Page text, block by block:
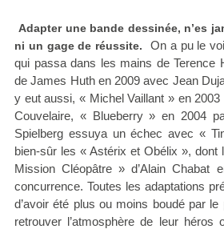
Adapter une bande dessinée, n’es
ni un gage de réussite.
On a pu le
qui passa dans les mains de Terence
de James Huth en 2009 avec Jean
y eut aussi, « Michel Vaillant » en
Couvelaire, « Blueberry » en 2004
Spielberg essuya un échec avec «
bien-sûr les « Astérix et Obélix », dont
Mission Cléopâtre » d’Alain Chabat
concurrence. Toutes les adaptations
d’avoir été plus ou moins boudé par
retrouver l’atmosphère de leur